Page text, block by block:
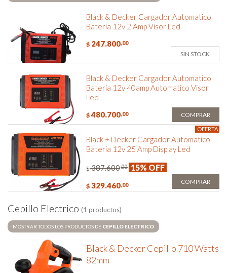
Black & Decker Cargador Automatico
Bateria 12v 2 Amp Visor Led
$ 247.800,00
SIN STOCK
Black & Decker Cargador Automatico
Bateria 12v 40amp Automatico Visor
Led
$ 480.700,00 COMPRAR
OFERTA
Black + Decker Cargador Automatico
Bateria 12v 25 Amp Display Led
$ 387.600,00 15% OFF
$ 329.460,00 COMPRAR
Cepillo Electrico (1 productos)
MOSTRAR TODOS LOS PRODUCTOS DE CEPILLO ELECTRICO
Black & Decker Cepillo 710 Watts
82mm